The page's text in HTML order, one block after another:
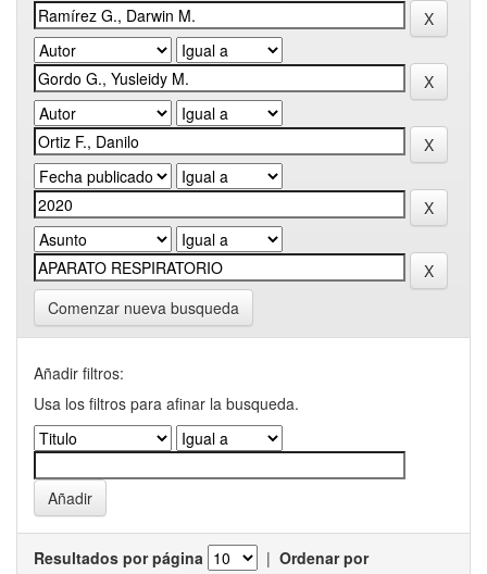
Comenzar nueva busqueda
Añadir filtros:
Usa los filtros para afinar la busqueda.
Resultados por página | Ordenar por